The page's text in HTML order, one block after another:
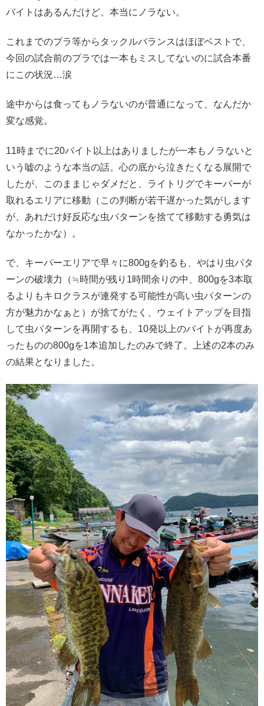
バイトはあるんだけど、本当にノラない。
これまでのプラ等からタックルバランスはほぼベストで、
今回の試合前のプラでは一本もミスしてないのに試合本番
にこの状況…涙
途中からは食ってもノラないのが普通になって、なんだか
変な感覚。
11時までに20バイト以上はありましたが一本もノラないと
いう嘘のような本当の話。心の底から泣きたくなる展開で
したが、このままじゃダメだと、ライトリグでキーパーが
取れるエリアに移動（この判断が若干遅かった気がします
が、あれだけ好反応な虫パターンを捨てて移動する勇気は
なかったかな）。
で、キーパーエリアで早々に800gを釣るも、やはり虫パタ
ーンの破壊力（≒時間が残り1時間余りの中、800gを3本取
るよりもキロクラスが連発する可能性が高い虫パターンの
方が魅力かなぁと）が捨てがたく、ウェイトアップを目指
して虫パターンを再開するも、10発以上のバイトが再度あ
ったものの800gを1本追加したのみで終了。上述の2本のみ
の結果となりました。